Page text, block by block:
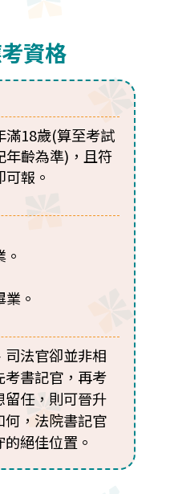
資格
滿18歲(算至考試
年齡為準)，且符
報。
。
法官卻並非相
考書記官，再考
任，則可晉升
，法院書記官
絕佳位置。